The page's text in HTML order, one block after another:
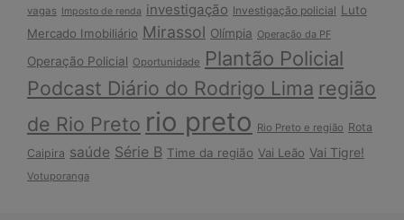
vagas
Imposto de renda investigação Investigação policial Luto
Mercado Imobiliário Mirassol Olímpia Operação da PF
Operação Policial Oportunidade Plantão Policial
Podcast Diário do Rodrigo Lima região
de Rio Preto rio preto Rio Preto e região Rota
Caipira saúde Série B Time da região Vai Leão Vai Tigre!
Votuporanga